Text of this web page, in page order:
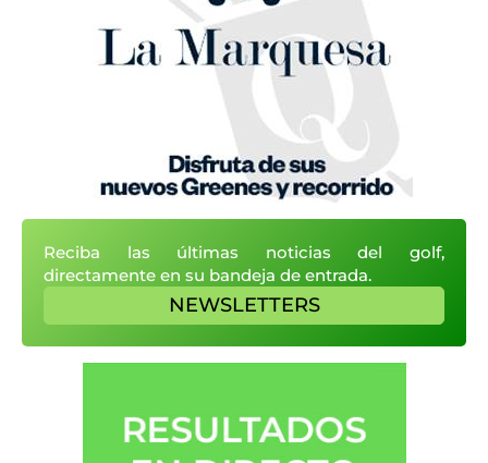
Reciba las últimas noticias del golf,
directamente en su bandeja de entrada.
NEWSLETTERS